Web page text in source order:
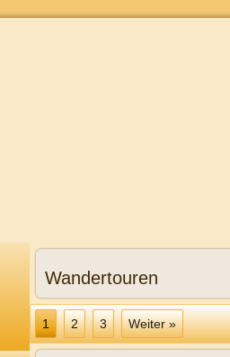
Wandertouren
1 2 3 Weiter »